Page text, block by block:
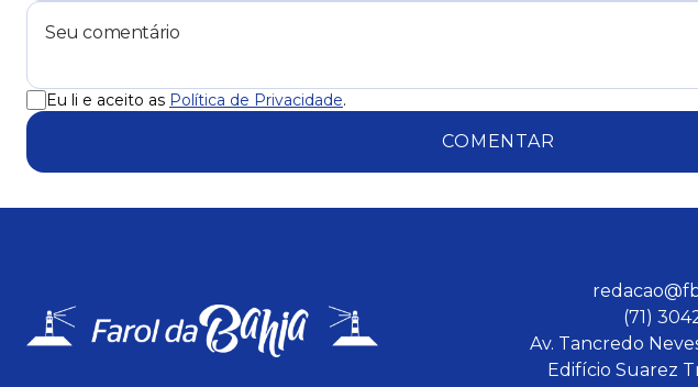
Eu li e aceito as Política de Privacidade.
COMENTAR
(71)
Av. Tancredo
Edifício Suarez